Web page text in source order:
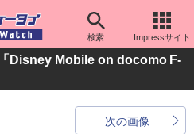
検索 Impressサイト
Disney Mobile on docomo F-
次の画像